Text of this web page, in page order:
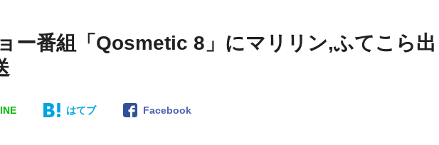
ー番組「Qosmetic 8」にマリリン,ふてこら出
はてブ Facebook